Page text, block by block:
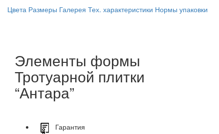
Цвета Размеры Галерея Тех. характеристики Нормы упаковки
Элементы формы
Тротуарной плитки
“Антара”
Гарантия